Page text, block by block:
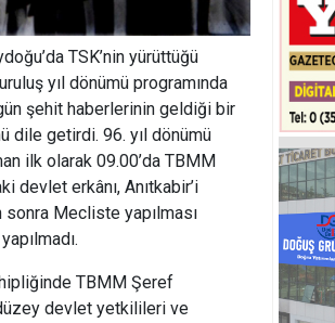
TSK’nin yürüttüğü
yıl dönümü programında
şehit haberlerinin geldiği bir
dile getirdi. 96. yıl dönümü
ilk olarak 09.00’da TBMM
devlet erkânı, Anıtkabir’i
Mecliste yapılması
TBMM Şeref
devlet yetkilileri ve